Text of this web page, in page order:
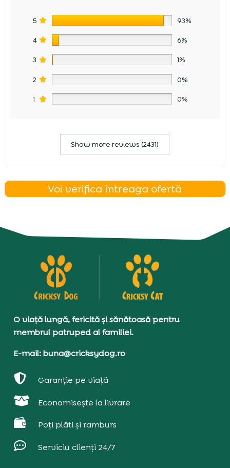
5 93%
4 6%
3 1%
2 0%
1 0%
Show more reviews (2431)
Voi verifica întreaga ofertă
O viață lungă, fericită și sănătoasă pentru
membrul patruped al familiei.
E-mail: buna@cricksydog.ro
 Garanție pe viață
 Economisește la livrare
 Poți plăti și ramburs
 Serviciu clienți 24/7